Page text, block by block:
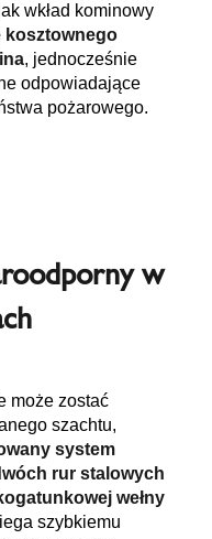
wkład kominowy
kosztownego
, jednocześnie
odpowiadające
pożarowego.
w
może zostać
szachtu,
system
rur stalowych
wełny
szybkiemu